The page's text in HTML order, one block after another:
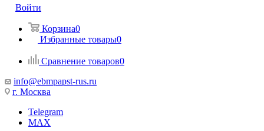
Войти
Корзина0
Избранные товары0
Сравнение товаров0
info@ebmpapst-rus.ru
г. Москва
Telegram
MAX